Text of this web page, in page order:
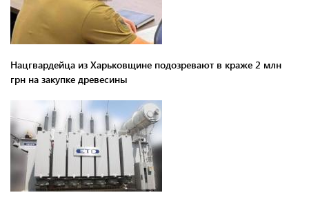
Нацгвардейца из Харьковщине подозревают в краже 2 млн
грн на закупке древесины